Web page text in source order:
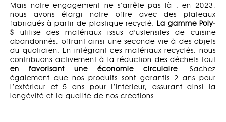
Mais notre engagement ne s’arrête pas là : en 2023,
nous avons élargi notre offre avec des plateaux
fabriqués à partir de plastique recyclé. La gamme Poly-
S utilise des matériaux issus d'ustensiles de cuisine
abandonnés, offrant ainsi une seconde vie à des objets
du quotidien. En intégrant ces matériaux recyclés, nous
contribuons activement à la réduction des déchets tout
en favorisant une économie circulaire. Sachez
également que nos produits sont garantis 2 ans pour
l’extérieur et 5 ans pour l’intérieur, assurant ainsi la
longévité et la qualité de nos créations.